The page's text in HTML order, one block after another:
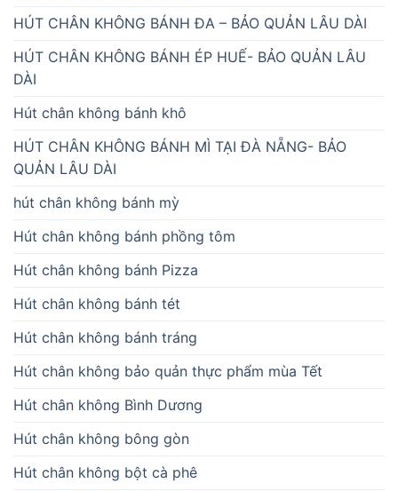
HÚT CHÂN KHÔNG BÁNH ĐA – BẢO QUẢN LÂU DÀI
HÚT CHÂN KHÔNG BÁNH ÉP HUẾ- BẢO QUẢN LÂU
DÀI
Hút chân không bánh khô
HÚT CHÂN KHÔNG BÁNH MÌ TẠI ĐÀ NẴNG- BẢO
QUẢN LÂU DÀI
hút chân không bánh mỳ
Hút chân không bánh phồng tôm
Hút chân không bánh Pizza
Hút chân không bánh tét
Hút chân không bánh tráng
Hút chân không bảo quản thực phẩm mùa Tết
Hút chân không Bình Dương
Hút chân không bông gòn
Hút chân không bột cà phê